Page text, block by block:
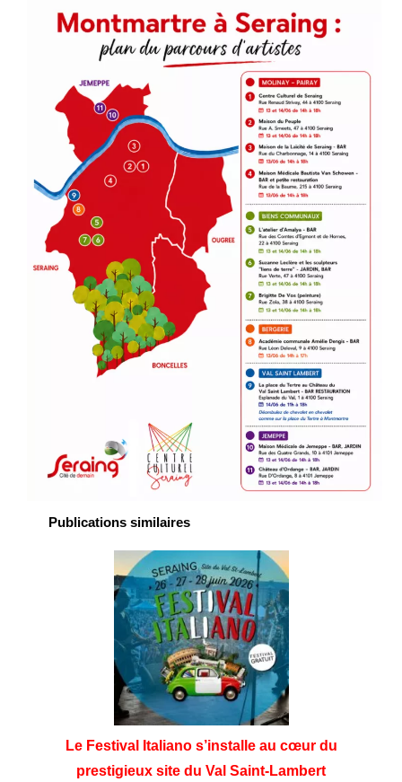
Publications similaires
Le Festival Italiano s’installe au cœur du
prestigieux site du Val Saint-Lambert